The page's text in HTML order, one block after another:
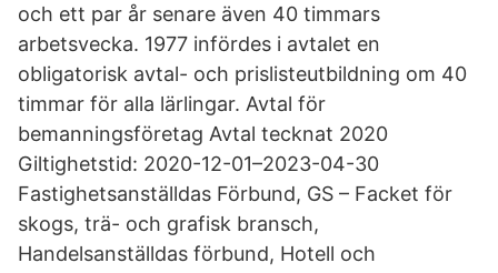
och ett par år senare även 40 timmars
arbetsvecka. 1977 infördes i avtalet en
obligatorisk avtal- och prislisteutbildning om 40
timmar för alla lärlingar. Avtal för
bemanningsföretag Avtal tecknat 2020
Giltighetstid: 2020-12-01–2023-04-30
Fastighetsanställdas Förbund, GS – Facket för
skogs, trä- och grafisk bransch,
Handelsanställdas förbund, Hotell och